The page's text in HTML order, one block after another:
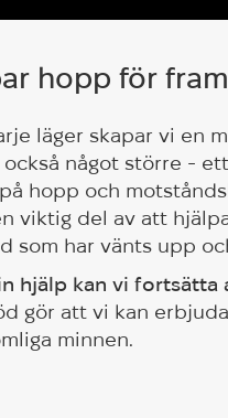
hopp för
läger skapar vi en
också något större -
hopp och
viktig del av att
som har vänts upp
hjälp kan vi fortsätta
gör att vi kan
minnen.